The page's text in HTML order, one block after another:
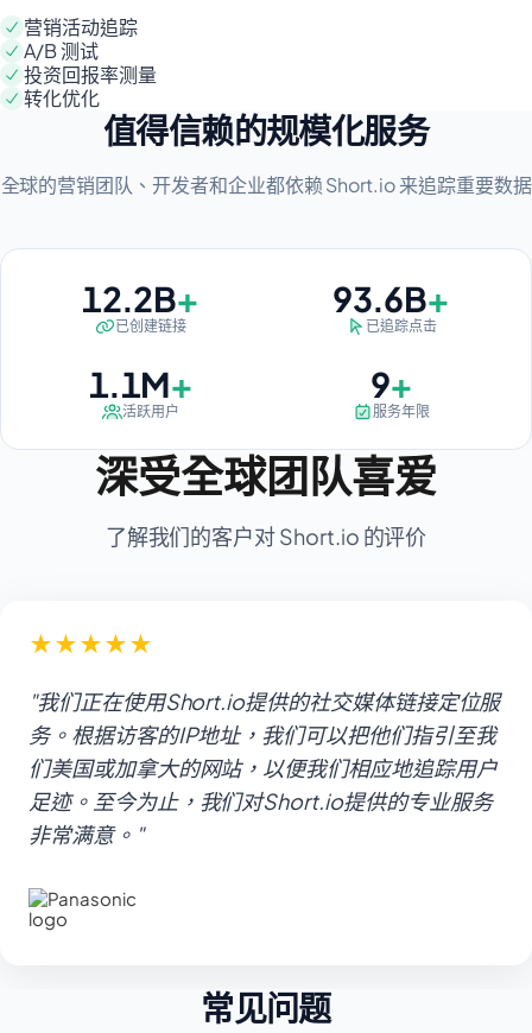
营销活动追踪
A/B 测试
投资回报率测量
转化优化
值得信赖的规模化服务
全球的营销团队、开发者和企业都依赖 Short.io 来追踪重要数据
13B+13B+
已创建链接
100B+
已追踪点击
1.2M+
活跃用户
10+
服务年限
深受全球团队喜爱
了解我们的客户对 Short.io 的评价
★★★★★
"我们正在使用Short.io提供的社交媒体链接定位服
务。根据访客的IP地址，我们可以把他们指引至我
们美国或加拿大的网站，以便我们相应地追踪用户
足迹。至今为止，我们对Short.io提供的专业服务
非常满意。"
常见问题